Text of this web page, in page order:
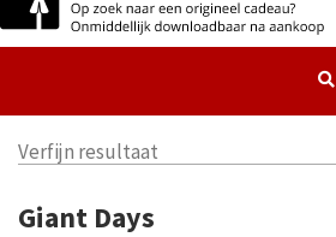
Verfijn resultaat
Giant Days